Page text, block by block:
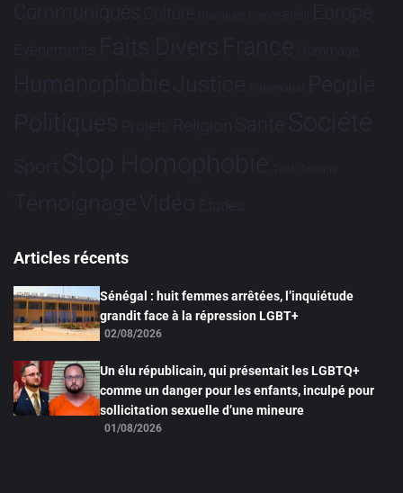
Communiqués Culture Dialogues France-Brésil Europe
Evénements Faits Divers France Hommage
HumanophobieJustice Partenariat People
Politiques Projets Religion Santé Société
Sport Stop Homophobie Tech Tribune
TémoignageVidéo Études
Articles récents
Sénégal : huit femmes arrêtées, l’inquiétude
grandit face à la répression LGBT+
02/08/2026
Un élu républicain, qui présentait les LGBTQ+
comme un danger pour les enfants, inculpé pour
sollicitation sexuelle d’une mineure
01/08/2026